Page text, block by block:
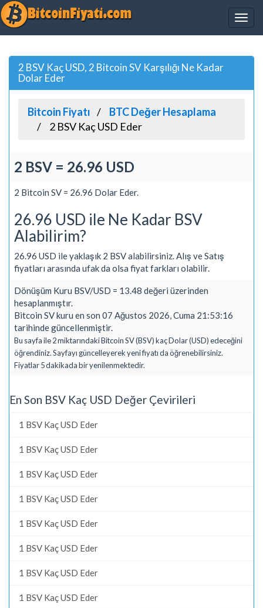
2 BSV Kaç USD, 2 Bitcoin SV Karşılığı Ne Kadar
Dolar Eder
Bitcoin Fiyatı
BTC Değer Hesaplama
2 BSV Kaç USD Eder
2 BSV = 26.96 USD
2 Bitcoin SV = 26.96 Dolar Eder.
26.96 USD ile Ne Kadar BSV
Alabilirim?
26.96 USD ile yaklaşık 2 BSV alabilirsiniz. Alış ve Satış
fiyatları arasında ufak da olsa fiyat farkları olabilir.
Dönüşüm Kuru BSV/USD = 13.48 değeri üzerinden
hesaplanmıştır.
Bitcoin SV kuru en son 07 Ağustos 2026, Cuma 21:53:16
tarihinde güncellenmiştir.
Bu sayfa ile 2 miktarındaki Bitcoin SV (BSV) kaç Dolar (USD) edeceğini
öğrendiniz. Sayfayı güncelleyerek yeni fiyatı da öğrenebilirsiniz.
Fiyatlar 5 dakikada bir yenilenmektedir.
En Son BSV Kaç USD Değer Çevirileri
1 BSV Kaç USD Eder
1 BSV Kaç USD Eder
1 BSV Kaç USD Eder
1 BSV Kaç USD Eder
1 BSV Kaç USD Eder
1 BSV Kaç USD Eder
1 BSV Kaç USD Eder
1 BSV Kaç USD Eder